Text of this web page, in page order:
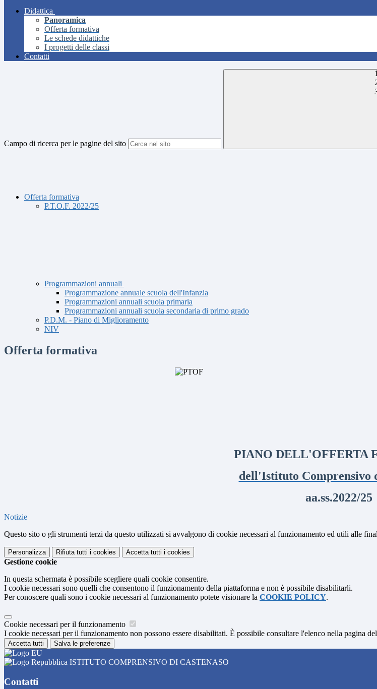
Didattica
Panoramica
Offerta formativa
Le schede didattiche
I progetti delle classi
Contatti
Campo di ricerca per le pagine del sito
Offerta formativa
P.T.O.F. 2022/25
Programmazioni annuali
Programmazione annuale scuola dell'Infanzia
Programmazioni annuali scuola primaria
Programmazioni annuali scuola secondaria di primo grado
P.D.M. - Piano di Miglioramento
NIV
Offerta formativa
PIANO DELL'OFFERTA
dell'Istituto Comprensivo
aa.ss.2022/25
Notizie
Questo sito o gli strumenti terzi da questo utilizzati si avvalgono di cookie necessari al funzionamento ed utili alle
Personalizza Rifiuta tutti i cookies Accetta tutti i cookies
Gestione cookie
In questa schermata è possibile scegliere quali cookie consentire.
I cookie necessari sono quelli che consentono il funzionamento della piattaforma e non è possibile disabilitarli.
Per conoscere quali sono i cookie necessari al funzionamento potete visionare la COOKIE POLICY.
Cookie necessari per il funzionamento
I cookie necessari per il funzionamento non possono essere disabilitati. È possibile consultare l'elenco nella pagina
Accetta tutti Salva le preferenze
ISTITUTO COMPRENSIVO DI CASTENASO
Contatti